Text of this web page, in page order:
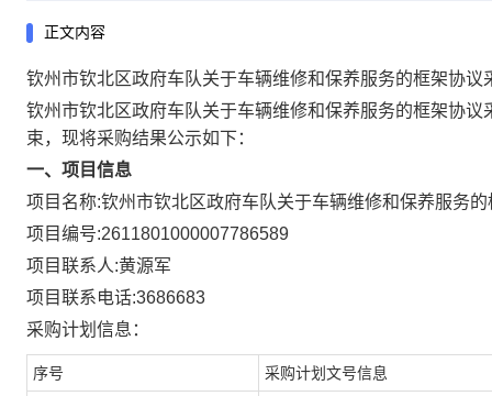
正文内容
钦州市钦北区政府车队关于车辆维修和保养服务的框架协议
钦州市钦北区政府车队关于车辆维修和保养服务的框架协议
束，现将采购结果公示如下：
一、项目信息
项目名称:钦州市钦北区政府车队关于车辆维修和保养服务
项目编号:2611801000007786589
项目联系人:黄源军
项目联系电话:3686683
采购计划信息：
序号 采购计划文号信息